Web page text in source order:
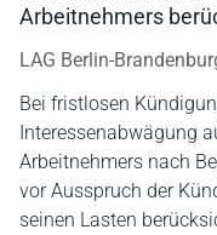
Arbeitnehmers
LAG Berlin-
Bei fristlosen
Interessenabwägung
Arbeitnehmers nach
vor Ausspruch der
seinen Lasten